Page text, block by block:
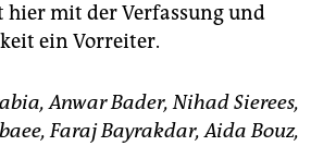
hier mit der Verfassung und
ein Vorreiter.
Anwar Bader, Nihad Sierees,
Faraj Bayrakdar, Aida Bouz,